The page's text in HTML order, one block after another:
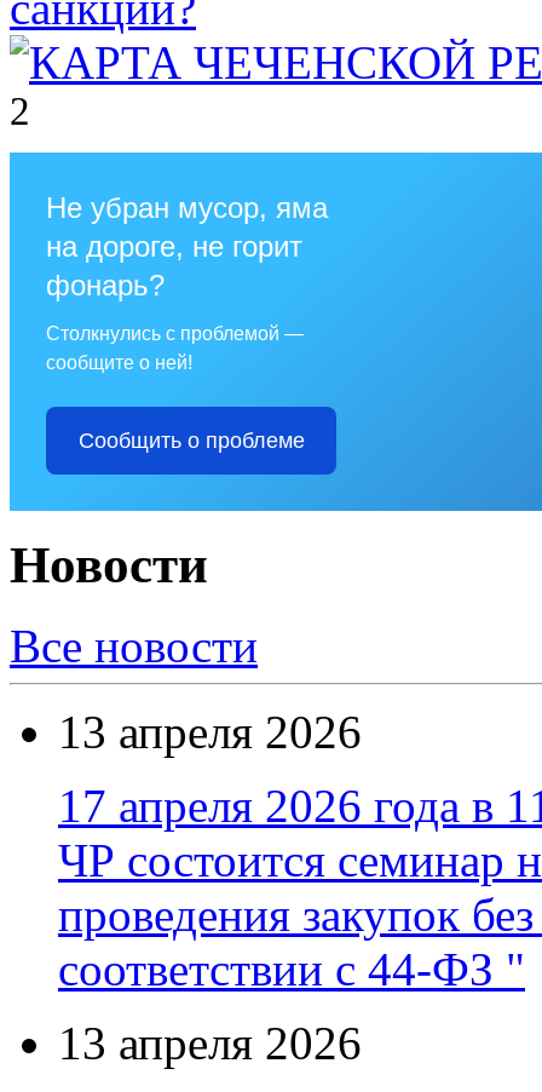
2
Не убран мусор, яма
на дороге, не горит
фонарь?
Столкнулись с проблемой —
сообщите о ней!
Сообщить о проблеме
Новости
Все новости
13 апреля 2026
17 апреля 2026 года в
ЧР состоится семинар
проведения закупок
соответствии с 44-ФЗ "
13 апреля 2026